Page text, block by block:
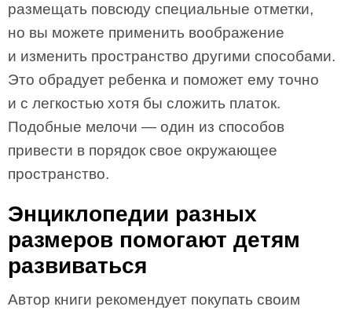
размещать повсюду специальные отметки,
но вы можете применить воображение
и изменить пространство другими способами.
Это обрадует ребенка и поможет ему точно
и с легкостью хотя бы сложить платок.
Подобные мелочи — один из способов
привести в порядок свое окружающее
пространство.
Энциклопедии разных
размеров помогают детям
развиваться
Автор книги рекомендует покупать своим